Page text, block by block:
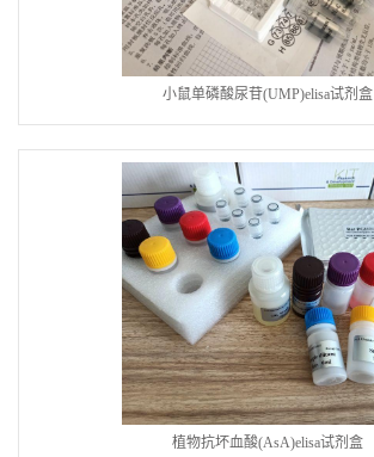
小鼠单磷酸尿苷(UMP)elisa试剂盒
植物抗坏血酸(AsA)elisa试剂盒